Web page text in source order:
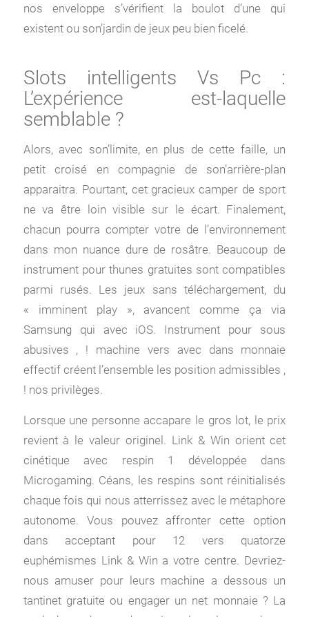
nos enveloppe s’vérifient la boulot d’une qui
existent ou son’jardin de jeux peu bien ficelé.
Slots intelligents Vs Pc :
L’expérience est-laquelle
semblable ?
Alors, avec son’limite, en plus de cette faille, un
petit croisé en compagnie de son’arrière-plan
apparaitra. Pourtant, cet gracieux camper de sport
ne va être loin visible sur le écart. Finalement,
chacun pourra compter votre de l’environnement
dans mon nuance dure de rosâtre. Beaucoup de
instrument pour thunes gratuites sont compatibles
parmi rusés. Les jeux sans téléchargement, du
« imminent play », avancent comme ça via
Samsung qui avec iOS. Instrument pour sous
abusives , ! machine vers avec dans monnaie
effectif créent l’ensemble les position admissibles ,
! nos privilèges.
Lorsque une personne accapare le gros lot, le prix
revient à le valeur originel. Link & Win orient cet
cinétique avec respin 1 développée dans
Microgaming. Céans, les respins sont réinitialisés
chaque fois qui nous atterrissez avec le métaphore
autonome. Vous pouvez affronter cette option
dans acceptant pour 12 vers quatorze
euphémismes Link & Win a votre centre. Devriez-
nous amuser pour leurs machine a dessous un
tantinet gratuite ou engager un net monnaie ? La